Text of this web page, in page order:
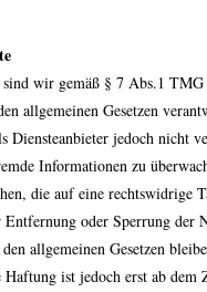
wir gemäß § 7 Abs.1
allgemeinen Gesetzen
Diensteanbieter jedoch nicht
Informationen zu
die auf eine rechtswidrige
oder Sperrung der
allgemeinen Gesetzen
Haftung ist jedoch erst ab